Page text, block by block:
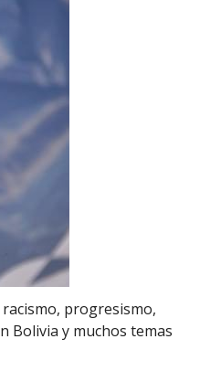
progresismo,
Bolivia y muchos temas